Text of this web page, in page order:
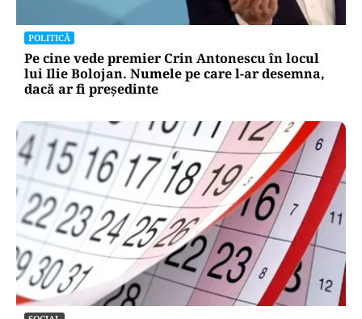
POLITICĂ
Pe cine vede premier Crin Antonescu în locul
lui Ilie Bolojan. Numele pe care l-ar desemna,
dacă ar fi președinte